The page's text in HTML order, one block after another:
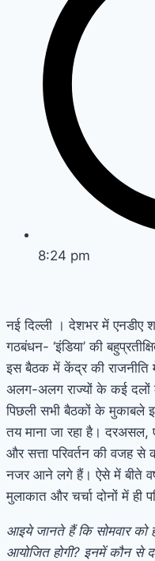
8:24 pm
नई दिल्ली ।देशभर में एनडीए
गठबंधन- ‘इंडिया’ की
इस बैठक में केंद्र की राजनीति
अलग-अलग राज्यों के कई दलों
पिछली सभी बैठकों के मुकाबले
तय माना जा रहा है। दरअसल,
और सत्ता परिवर्तन की वजह
नजर आने लगे हैं। ऐसे में बीते
मुलाकात और चर्चा दोनों में ही
आइये जानते हैं कि सोमवार को
आयोजित होगी? इनमें कौन से